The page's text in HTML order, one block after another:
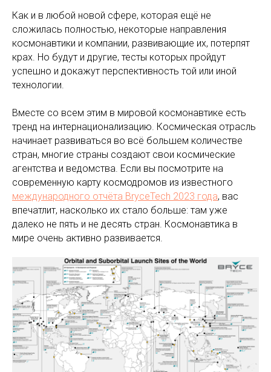
Как и в любой новой сфере, которая ещё не
сложилась полностью, некоторые направления
космонавтики и компании, развивающие их, потерпят
крах. Но будут и другие, тесты которых пройдут
успешно и докажут перспективность той или иной
технологии.
Вместе со всем этим в мировой космонавтике есть
тренд на интернационализацию. Космическая отрасль
начинает развиваться во всё большем количестве
стран, многие страны создают свои космические
агентства и ведомства. Если вы посмотрите на
современную карту космодромов из известного
международного отчёта BryceTech 2023 года, вас
впечатлит, насколько их стало больше: там уже
далеко не пять и не десять стран. Космонавтика в
мире очень активно развивается.